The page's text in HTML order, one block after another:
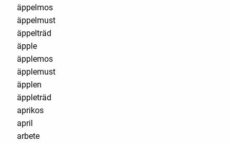
äppelmos
äppelmust
äppelträd
äpple
äpplemos
äpplemust
äpplen
äppleträd
aprikos
april
arbete